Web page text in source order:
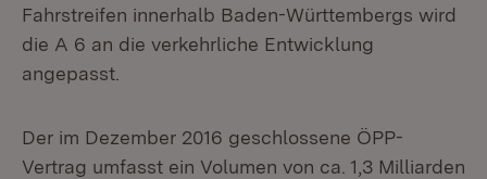
Fahrstreifen innerhalb Baden-Württembergs wird
die A 6 an die verkehrliche Entwicklung
angepasst.
Der im Dezember 2016 geschlossene ÖPP-
Vertrag umfasst ein Volumen von ca. 1,3 Milliarden